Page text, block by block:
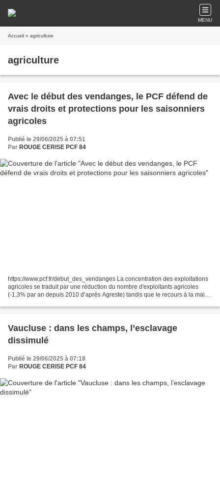
MENU
Accueil » agriculture
agriculture
Avec le début des vendanges, le PCF défend de
vrais droits et protections pour les saisonniers
agricoles
Publié le 29/06/2025 à 07:51
Par ROUGE CERISE PCF 84
https://www.pcf.fr/debut_des_vendanges La concentration des exploitations
agricoles se traduit par une réduction du nombre d'exploitants agricoles
(-1,3% par an depuis 2010 d’après Agreste) tandis que le recours à la main
Vaucluse : dans les champs, l’esclavage
dissimulé
Publié le 29/06/2025 à 07:18
Par ROUGE CERISE PCF 84